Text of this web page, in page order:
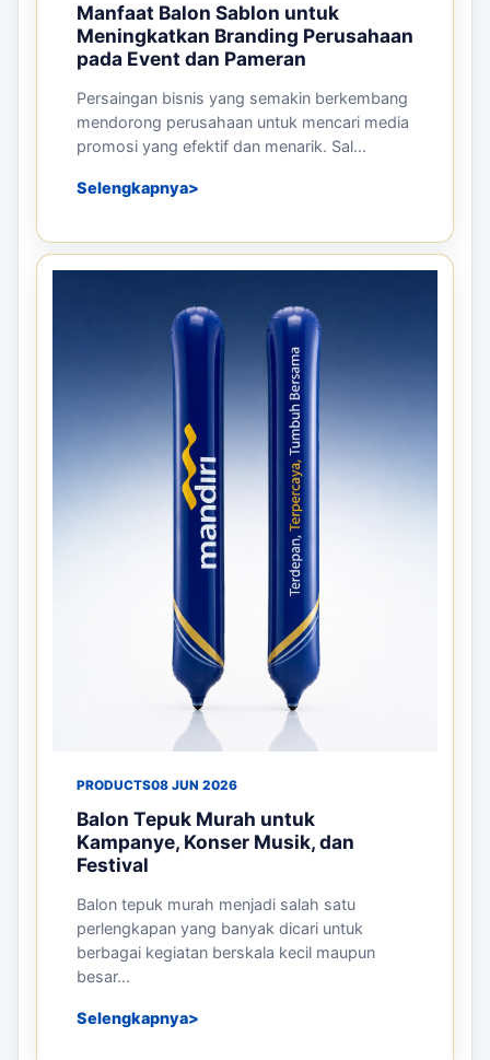
Manfaat Balon Sablon untuk
Meningkatkan Branding Perusahaan
pada Event dan Pameran
Persaingan bisnis yang semakin berkembang
mendorong perusahaan untuk mencari media
promosi yang efektif dan menarik. Sal...
Selengkapnya
PRODUCTS08 JUN 2026
Balon Tepuk Murah untuk
Kampanye, Konser Musik, dan
Festival
Balon tepuk murah menjadi salah satu
perlengkapan yang banyak dicari untuk
berbagai kegiatan berskala kecil maupun
besar...
Selengkapnya